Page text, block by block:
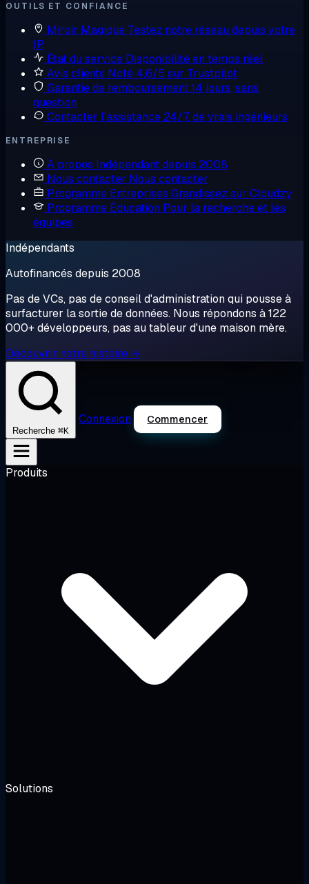
OUTILS ET CONFIANCE
Miroir Magique Testez notre réseau depuis votre
IP
État du service Disponibilité en temps réel
Avis clients Noté 4,6/5 sur Trustpilot
Garantie de remboursement14 jours, sans
question
Contacter l'assistance 24/7, de vrais ingénieurs
ENTREPRISE
À propos Indépendant depuis 2008
Nous contacter Nous contacter
Programme Entreprises Grandissez sur Cloudzy
Programme Éducation Pour la recherche et les
équipes
Indépendants
Autofinancés depuis 2008
Pas de VCs, pas de conseil d'administration qui pousse à
surfacturer la sortie de données. Nous répondons à 122
000+ développeurs, pas au tableur d'une maison mère.
Découvrir notre histoire →
Recherche ⌘K
Connexion Commencer
Produits
Solutions